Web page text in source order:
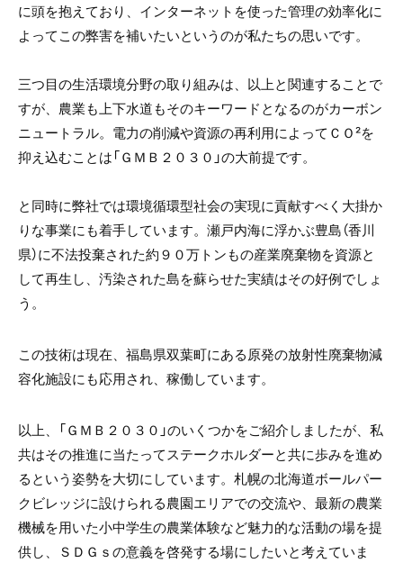
に頭を抱えており、インターネットを使った管理の効率化に
よってこの弊害を補いたいというのが私たちの思いです。
三つ目の生活環境分野の取り組みは、以上と関連することで
すが、農業も上下水道もそのキーワードとなるのがカーボン
ニュートラル。電力の削減や資源の再利用によってＣＯ²を
抑え込むことは「ＧＭＢ２０３０」の大前提です。
と同時に弊社では環境循環型社会の実現に貢献すべく大掛か
りな事業にも着手しています。瀬戸内海に浮かぶ豊島（香川
県）に不法投棄された約９０万トンもの産業廃棄物を資源と
して再生し、汚染された島を蘇らせた実績はその好例でしょ
う。
この技術は現在、福島県双葉町にある原発の放射性廃棄物減
容化施設にも応用され、稼働しています。
以上、「ＧＭＢ２０３０」のいくつかをご紹介しましたが、私
共はその推進に当たってステークホルダーと共に歩みを進め
るという姿勢を大切にしています。札幌の北海道ボールパー
クビレッジに設けられる農園エリアでの交流や、最新の農業
機械を用いた小中学生の農業体験など魅力的な活動の場を提
供し、ＳＤＧｓの意義を啓発する場にしたいと考えていま